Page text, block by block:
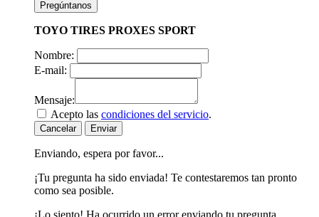
Pregúntanos
TOYO TIRES PROXES SPORT
Nombre:
E-mail:
Mensaje:
Acepto las condiciones del servicio.
Cancelar Enviar
Enviando, espera por favor...
¡Tu pregunta ha sido enviada! Te contestaremos tan pronto
como sea posible.
¡Lo siento! Ha ocurrido un error enviando tu pregunta.